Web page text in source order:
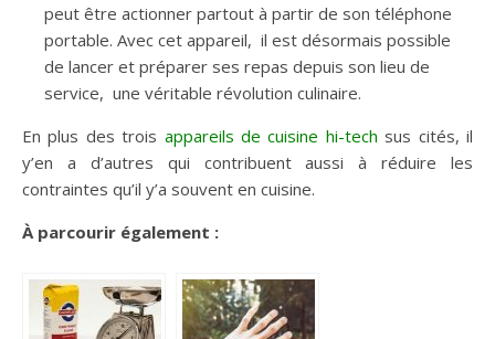
peut être actionner partout à partir de son téléphone
portable. Avec cet appareil, il est désormais possible
de lancer et préparer ses repas depuis son lieu de
service, une véritable révolution culinaire.
En plus des trois appareils de cuisine hi-tech sus cités, il
y’en a d’autres qui contribuent aussi à réduire les
contraintes qu’il y’a souvent en cuisine.
À parcourir également :